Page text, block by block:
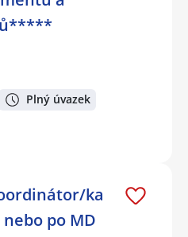
Plný úvazek
ka
po MD